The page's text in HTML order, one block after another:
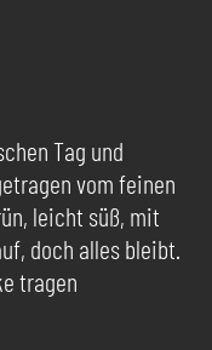
Tag und
vom feinen
leicht süß, mit
doch alles bleibt.
tragen